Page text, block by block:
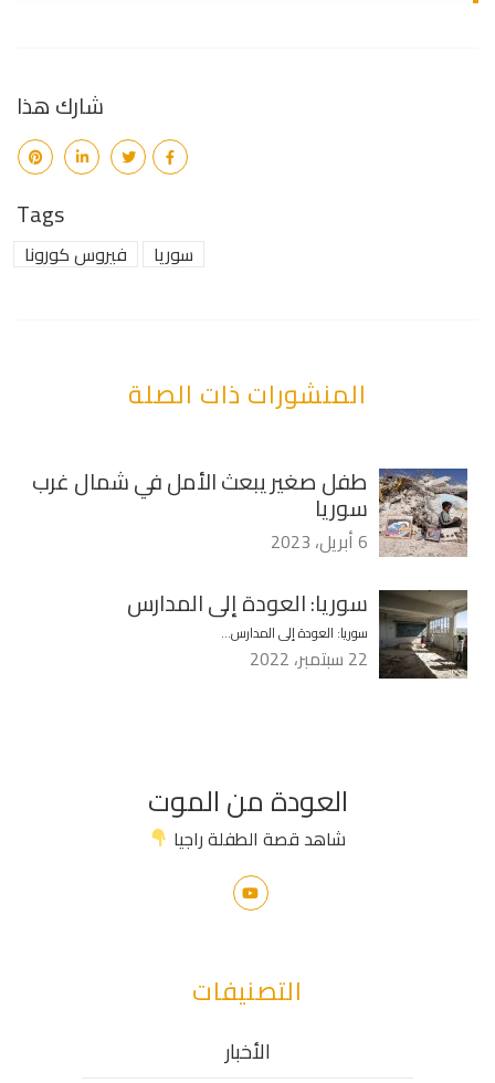
شارك هذا
Tags
سوريا فيروس كورونا
المنشورات ذات الصلة
طفل صغير يبعث الأمل في شمال غرب
سوريا
6 أبريل، 2023
سوريا: العودة إلى المدارس
سوريا: العودة إلى المدارس…
22 سبتمبر، 2022
العودة من الموت
شاهد قصة الطفلة راجيا
التصنيفات
الأخبار